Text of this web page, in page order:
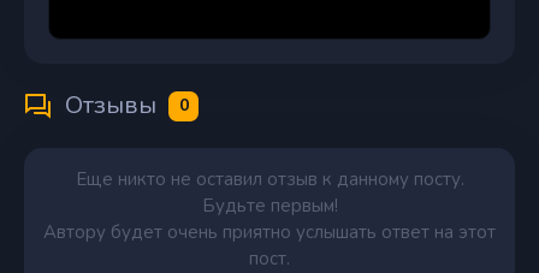
Отзывы 0
Еще никто не оставил отзыв к данному посту.
Будьте первым!
Автору будет очень приятно услышать ответ на этот
пост.